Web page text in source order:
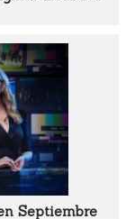
Septiembre